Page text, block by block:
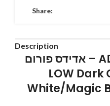
Share:
Description
LOW Dark
White/Magic